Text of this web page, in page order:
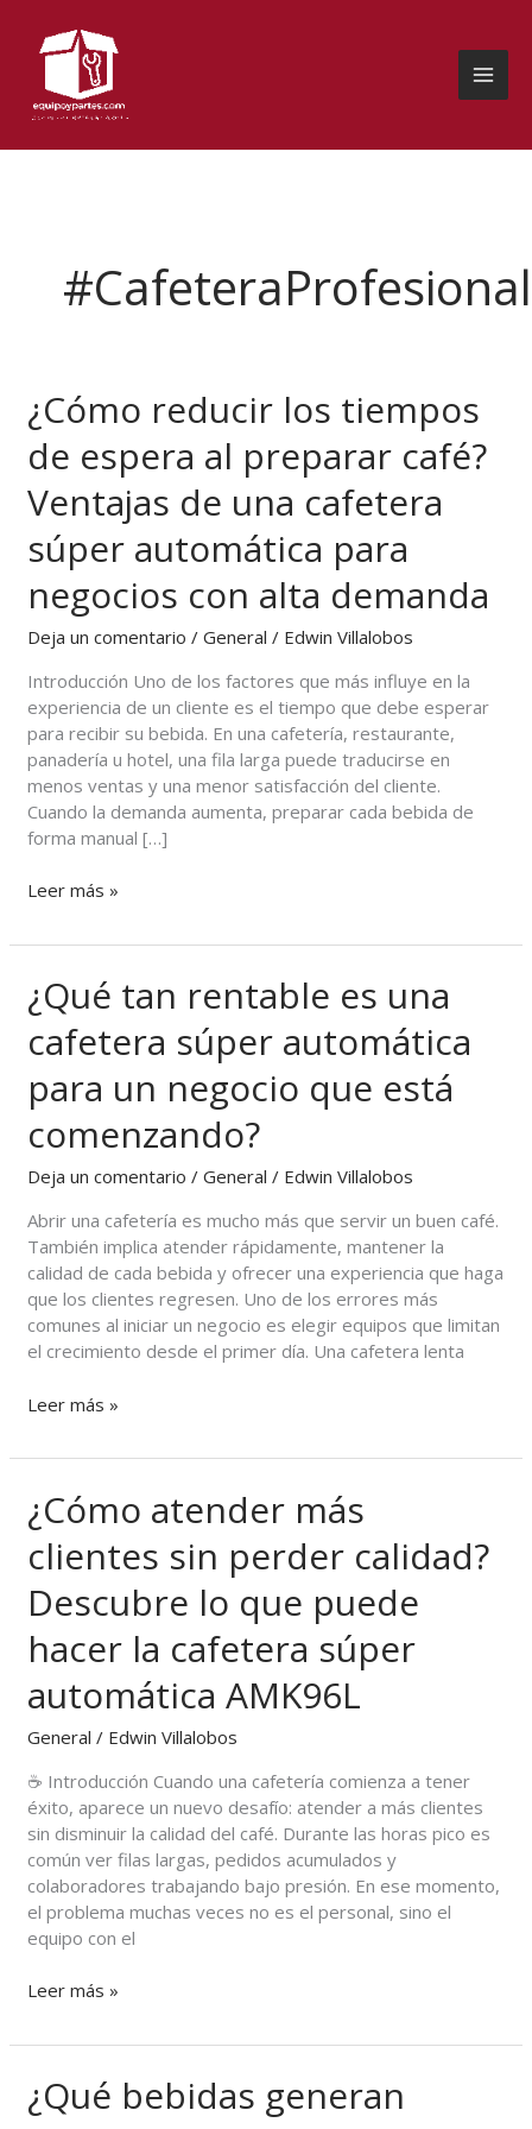
contenido
#CafeteraProfesional
¿Cómo reducir los tiempos
de espera al preparar café?
Ventajas de una cafetera
súper automática para
negocios con alta demanda
Deja un comentario /General / Edwin Villalobos
Introducción Uno de los factores que más influye en la
experiencia de un cliente es el tiempo que debe esperar
para recibir su bebida. En una cafetería, restaurante,
panadería u hotel, una fila larga puede traducirse en
menos ventas y una menor satisfacción del cliente.
Cuando la demanda aumenta, preparar cada bebida de
forma manual […]
¿Cómo
reducir
los
tiempos
de
al
café?
Ventajas
una
cafetera
súper
automática
para
negocios
con
demanda
Leer más »
¿Qué tan rentable es una
cafetera súper automática
para un negocio que está
comenzando?
Deja un comentario /General / Edwin Villalobos
Abrir una cafetería es mucho más que servir un buen café.
También implica atender rápidamente, mantener la
calidad de cada bebida y ofrecer una experiencia que haga
que los clientes regresen. Uno de los errores más
comunes al iniciar un negocio es elegir equipos que limitan
el crecimiento desde el primer día. Una cafetera lenta
¿Qué
tan
rentable
es
una
cafetera
súper
automática
para
un
negocio
que
está
comenzando?
Leer más »
¿Cómo atender más
clientes sin perder calidad?
Descubre lo que puede
hacer la cafetera súper
automática AMK96L
General / Edwin Villalobos
☕ Introducción Cuando una cafetería comienza a tener
éxito, aparece un nuevo desafío: atender a más clientes
sin disminuir la calidad del café. Durante las horas pico es
común ver filas largas, pedidos acumulados y
colaboradores trabajando bajo presión. En ese momento,
el problema muchas veces no es el personal, sino el
equipo con el
¿Cómo
atender
más
clientes
sin
calidad?
Descubre
lo
que
hacer
la
cafetera
súper
automática
AMK96L
Leer más »
¿Qué bebidas generan
¿Qué
bebidas